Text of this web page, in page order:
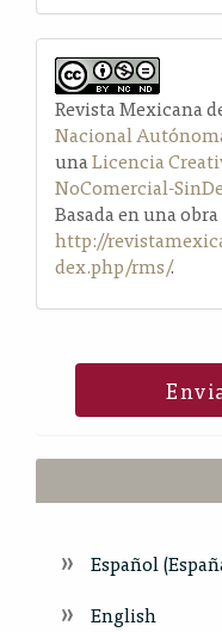
Revista Mexicana
Nacional
unaLicencia
NoComercial-
Basada en una
http://
dex.php/rms/.
Español
English